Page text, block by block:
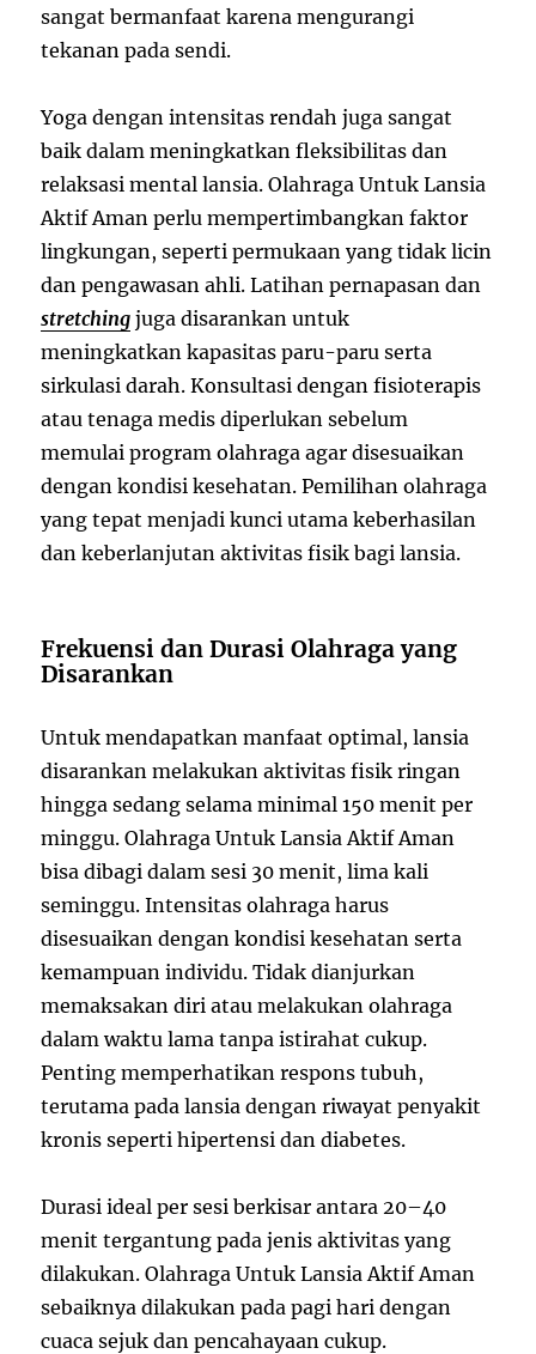
sangat bermanfaat karena mengurangi
tekanan pada sendi.
Yoga dengan intensitas rendah juga sangat
baik dalam meningkatkan fleksibilitas dan
relaksasi mental lansia. Olahraga Untuk Lansia
Aktif Aman perlu mempertimbangkan faktor
lingkungan, seperti permukaan yang tidak licin
dan pengawasan ahli. Latihan pernapasan dan
stretching juga disarankan untuk
meningkatkan kapasitas paru-paru serta
sirkulasi darah. Konsultasi dengan fisioterapis
atau tenaga medis diperlukan sebelum
memulai program olahraga agar disesuaikan
dengan kondisi kesehatan. Pemilihan olahraga
yang tepat menjadi kunci utama keberhasilan
dan keberlanjutan aktivitas fisik bagi lansia.
Frekuensi dan Durasi Olahraga yang
Disarankan
Untuk mendapatkan manfaat optimal, lansia
disarankan melakukan aktivitas fisik ringan
hingga sedang selama minimal 150 menit per
minggu. Olahraga Untuk Lansia Aktif Aman
bisa dibagi dalam sesi 30 menit, lima kali
seminggu. Intensitas olahraga harus
disesuaikan dengan kondisi kesehatan serta
kemampuan individu. Tidak dianjurkan
memaksakan diri atau melakukan olahraga
dalam waktu lama tanpa istirahat cukup.
Penting memperhatikan respons tubuh,
terutama pada lansia dengan riwayat penyakit
kronis seperti hipertensi dan diabetes.
Durasi ideal per sesi berkisar antara 20–40
menit tergantung pada jenis aktivitas yang
dilakukan. Olahraga Untuk Lansia Aktif Aman
sebaiknya dilakukan pada pagi hari dengan
cuaca sejuk dan pencahayaan cukup.